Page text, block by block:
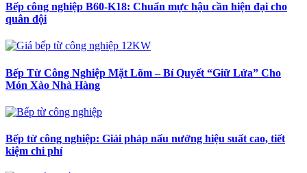
Bếp công nghiệp B60-K18: Chuẩn mực hậu cần hiện đại cho
quân đội
Bếp Từ Công Nghiệp Mặt Lõm – Bí Quyết “Giữ Lửa” Cho
Món Xào Nhà Hàng
Bếp từ công nghiệp: Giải pháp nấu nướng hiệu suất cao, tiết
kiệm chi phí